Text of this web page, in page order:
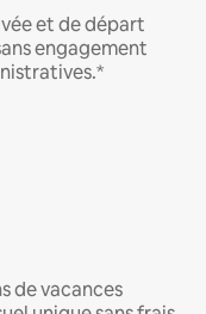
et de départ
engagement
de vacances